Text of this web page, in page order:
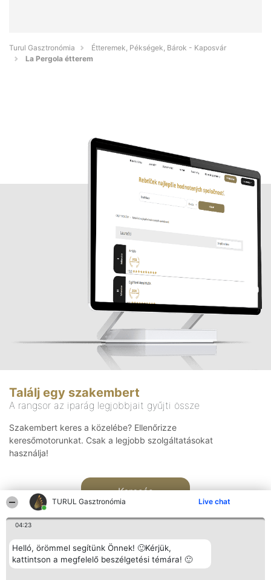
TURUL Gasztronómia Live chat
04:23
Helló, örömmel segítünk Önnek! 🙂Kérjük,
kattintson a megfelelő beszélgetési témára! 🙂
Turul Gasztronómia
Étteremek, Pékségek, Bárok - Kaposvár
La Pergola étterem
Találj egy szakembert
A rangsor az iparág legjobbjait gyűjti össze
Szakembert keres a közelébe? Ellenőrizze
keresőmotorunkat. Csak a legjobb szolgáltatásokat
használja!
Keresés